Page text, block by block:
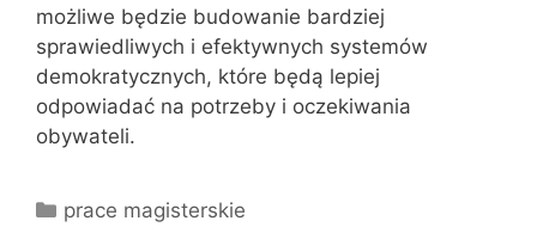
możliwe będzie budowanie bardziej
sprawiedliwych i efektywnych systemów
demokratycznych, które będą lepiej
odpowiadać na potrzeby i oczekiwania
obywateli.
Kategorie
prace magisterskie